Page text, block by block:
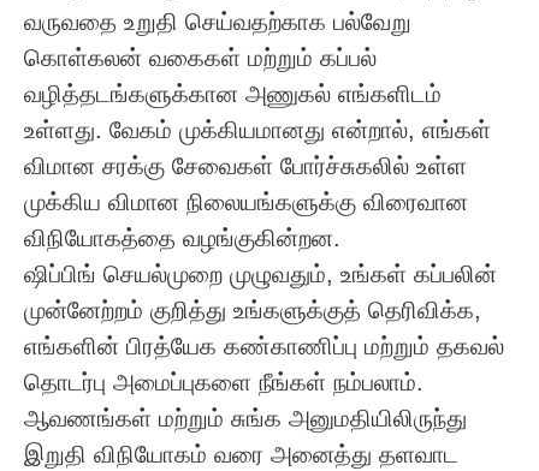
வருவதை உறுதி செய்வதற்காக பல்வேறு
கொள்கலன் வகைகள் மற்றும் கப்பல்
வழித்தடங்களுக்கான அணுகல் எங்களிடம்
உள்ளது. வேகம் முக்கியமானது என்றால், எங்கள்
விமான சரக்கு சேவைகள் போர்ச்சுகலில் உள்ள
முக்கிய விமான நிலையங்களுக்கு விரைவான
விநியோகத்தை வழங்குகின்றன.
ஷிப்பிங் செயல்முறை முழுவதும், உங்கள் கப்பலின்
முன்னேற்றம் குறித்து உங்களுக்குத் தெரிவிக்க,
எங்களின் பிரத்யேக கண்காணிப்பு மற்றும் தகவல்
தொடர்பு அமைப்புகளை நீங்கள் நம்பலாம்.
ஆவணங்கள் மற்றும் சுங்க அனுமதியிலிருந்து
இறுதி விநியோகம் வரை அனைத்து தளவாட